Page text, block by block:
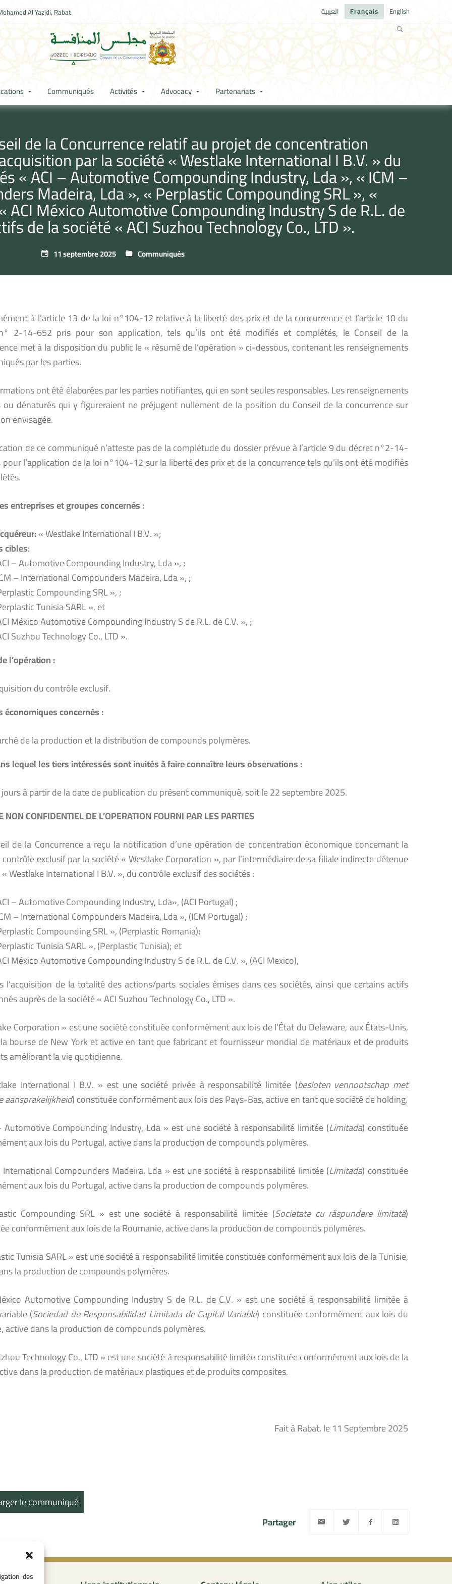
des
Al Yazidi, Rabat. العربية Français English
Communiqués Activités Advocacy Partenariats
de la Concurrence relatif au projet de concentration
par la société « Westlake International I B.V. » du
« ACI – Automotive Compounding Industry, Lda », « ICM –
Madeira, Lda », « Perplastic Compounding SRL », «
ACI México Automotive Compounding Industry S de R.L. de
de la société « ACI Suzhou Technology Co., LTD ».
11 septembre 2025 Communiqués
à l’article 13 de la loi n°104-12 relative à la liberté des prix et de la concurrence et l’article 10 du
2-14-652 pris pour son application, tels qu’ils ont été modifiés et complétés, le Conseil de la
met à la disposition du public le « résumé de l’opération » ci-dessous, contenant les renseignements
par les parties.
ont été élaborées par les parties notifiantes, qui en sont seules responsables. Les renseignements
ou dénaturés qui y figureraient ne préjugent nullement de la position du Conseil de la concurrence sur
envisagée.
de ce communiqué n’atteste pas de la complétude du dossier prévue à l’article 9 du décret n°2-14-
l’application de la loi n°104-12 sur la liberté des prix et de la concurrence tels qu’ils ont été modifiés
entreprises et groupes concernés :
« Westlake International I B.V. »;
cibles:
– Automotive Compounding Industry, Lda », ;
– International Compounders Madeira, Lda », ;
Compounding SRL », ;
Tunisia SARL », et
México Automotive Compounding Industry S de R.L. de C.V. », ;
Suzhou Technology Co., LTD ».
l’opération :
du contrôle exclusif.
économiques concernés :
de la production et la distribution de compounds polymères.
lequel les tiers intéressés sont invités à faire connaître leurs observations :
à partir de la date de publication du présent communiqué, soit le 22 septembre 2025.
NON CONFIDENTIEL DE L’OPERATION FOURNI PAR LES PARTIES
de la Concurrence a reçu la notification d’une opération de concentration économique concernant la
exclusif par la société « Westlake Corporation », par l’intermédiaire de sa filiale indirecte détenue
« Westlake International I B.V. », du contrôle exclusif des sociétés :
– Automotive Compounding Industry, Lda», (ACI Portugal) ;
– International Compounders Madeira, Lda », (ICM Portugal) ;
Compounding SRL », (Perplastic Romania);
Tunisia SARL », (Perplastic Tunisia); et
México Automotive Compounding Industry S de R.L. de C.V. », (ACI Mexico),
l’acquisition de la totalité des actions/parts sociales émises dans ces sociétés, ainsi que certains actifs
auprès de la société « ACI Suzhou Technology Co., LTD ».
Corporation » est une société constituée conformément aux lois de l’État du Delaware, aux États-Unis,
bourse de New York et active en tant que fabricant et fournisseur mondial de matériaux et de produits
améliorant la vie quotidienne.
International I B.V. » est une société privée à responsabilité limitée (besloten vennootschap met
aansprakelijkheid) constituée conformément aux lois des Pays-Bas, active en tant que société de holding.
Automotive Compounding Industry, Lda » est une société à responsabilité limitée (Limitada) constituée
aux lois du Portugal, active dans la production de compounds polymères.
Compounders Madeira, Lda » est une société à responsabilité limitée (Limitada) constituée
aux lois du Portugal, active dans la production de compounds polymères.
Compounding SRL » est une société à responsabilité limitée (Societate cu răspundere limitată)
conformément aux lois de la Roumanie, active dans la production de compounds polymères.
Tunisia SARL » est une société à responsabilité limitée constituée conformément aux lois de la Tunisie,
la production de compounds polymères.
Automotive Compounding Industry S de R.L. de C.V. » est une société à responsabilité limitée à
(Sociedad de Responsabilidad Limitada de Capital Variable) constituée conformément aux lois du
active dans la production de compounds polymères.
Technology Co., LTD » est une société à responsabilité limitée constituée conformément aux lois de la
dans la production de matériaux plastiques et de produits composites.
Fait à Rabat, le 11 Septembre 2025
le communiqué
Partager